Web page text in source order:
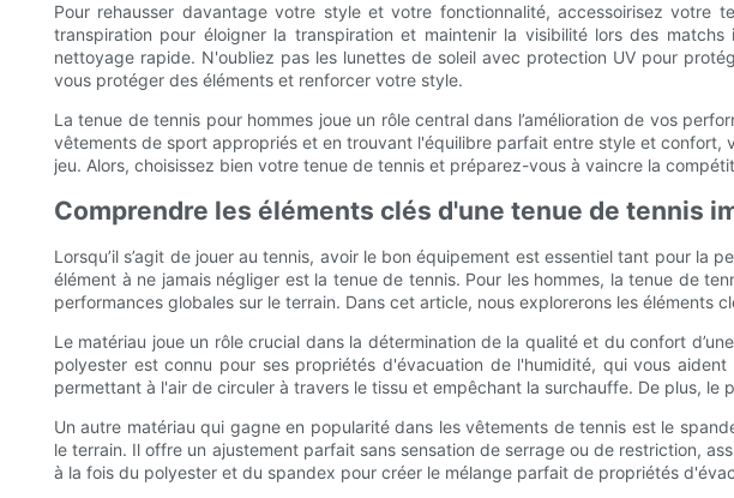
Pour rehausser davantage votre style et votre fonctionnalité, accessoirisez
transpiration pour éloigner la transpiration et maintenir la visibilité lors des
nettoyage rapide. N'oubliez pas les lunettes de soleil avec protection UV pour
vous protéger des éléments et renforcer votre style.
La tenue de tennis pour hommes joue un rôle central dans l’amélioration de vos
vêtements de sport appropriés et en trouvant l'équilibre parfait entre style et
jeu. Alors, choisissez bien votre tenue de tennis et préparez-vous à vaincre la
Comprendre les éléments clés d'une tenue de tennis
Lorsqu’il s’agit de jouer au tennis, avoir le bon équipement est essentiel tant pour
élément à ne jamais négliger est la tenue de tennis. Pour les hommes, la tenue de
performances globales sur le terrain. Dans cet article, nous explorerons les éléments
Le matériau joue un rôle crucial dans la détermination de la qualité et du confort
polyester est connu pour ses propriétés d'évacuation de l'humidité, qui vous
permettant à l'air de circuler à travers le tissu et empêchant la surchauffe. De plus, le
Un autre matériau qui gagne en popularité dans les vêtements de tennis est le
le terrain. Il offre un ajustement parfait sans sensation de serrage ou de restriction,
à la fois du polyester et du spandex pour créer le mélange parfait de propriétés